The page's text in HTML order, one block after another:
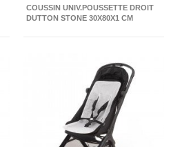
COUSSIN UNIV.POUSSETTE DROIT
DUTTON STONE 30X80X1 CM